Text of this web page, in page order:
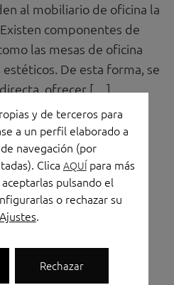
al mobiliario de oficina la
componentes de
las mesas de oficina
De esta forma, se
ofrecer […]
y de terceros para
a un perfil elaborado a
navegación (por
Clica AQUÍpara más
pulsando el
o rechazar su
Ajustes.
Rechazar